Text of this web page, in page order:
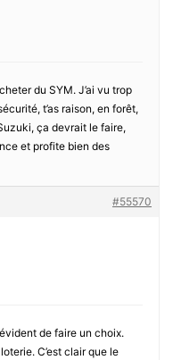
du SYM. J’ai vu trop
t’as raison, en forêt,
ça devrait le faire,
et profite bien des
#55570
de faire un choix.
C’est clair que le